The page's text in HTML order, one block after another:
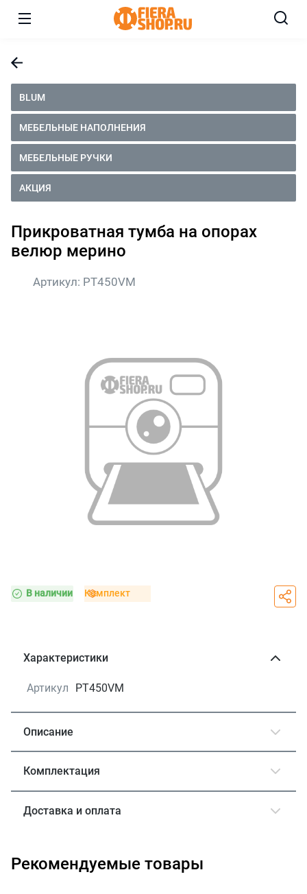
BLUM
МЕБЕЛЬНЫЕ НАПОЛНЕНИЯ
МЕБЕЛЬНЫЕ РУЧКИ
АКЦИЯ
Прикроватная тумба на опорах
велюр мерино
Артикул: PT450VM
В наличии Комплект
Характеристики
Артикул PT450VM
Описание
Комплектация
Доставка и оплата
Рекомендуемые товары